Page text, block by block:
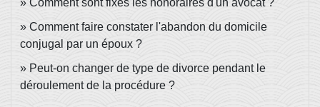
Comment sont fixés les honoraires d'un avocat ?
Comment faire constater l'abandon du domicile
conjugal par un époux ?
Peut-on changer de type de divorce pendant le
déroulement de la procédure ?